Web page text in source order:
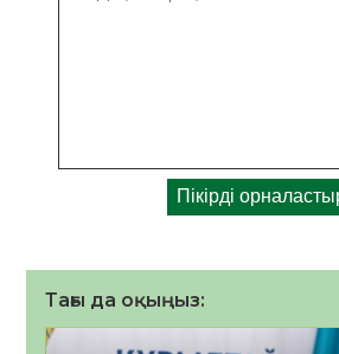
Тағы да оқыңыз: